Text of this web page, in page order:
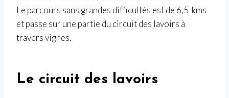
Le parcours sans grandes difficultés est de 6,5 kms
et passe sur une partie du circuit des lavoirs à
travers vignes.
Le circuit des lavoirs